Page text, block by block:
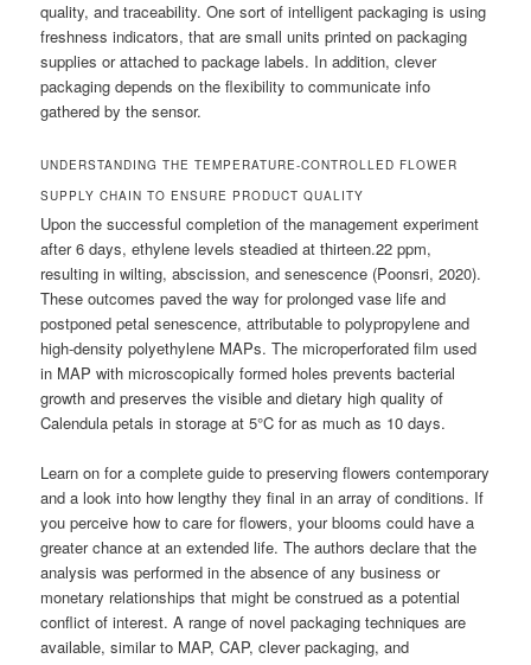
quality, and traceability. One sort of intelligent packaging is using
freshness indicators, that are small units printed on packaging
supplies or attached to package labels. In addition, clever
packaging depends on the flexibility to communicate info
gathered by the sensor.
UNDERSTANDING THE TEMPERATURE-CONTROLLED FLOWER
SUPPLY CHAIN TO ENSURE PRODUCT QUALITY
Upon the successful completion of the management experiment
after 6 days, ethylene levels steadied at thirteen.22 ppm,
resulting in wilting, abscission, and senescence (Poonsri, 2020).
These outcomes paved the way for prolonged vase life and
postponed petal senescence, attributable to polypropylene and
high-density polyethylene MAPs. The microperforated film used
in MAP with microscopically formed holes prevents bacterial
growth and preserves the visible and dietary high quality of
Calendula petals in storage at 5°C for as much as 10 days.
Learn on for a complete guide to preserving flowers contemporary
and a look into how lengthy they final in an array of conditions. If
you perceive how to care for flowers, your blooms could have a
greater chance at an extended life. The authors declare that the
analysis was performed in the absence of any business or
monetary relationships that might be construed as a potential
conflict of interest. A range of novel packaging techniques are
available, similar to MAP, CAP, clever packaging, and